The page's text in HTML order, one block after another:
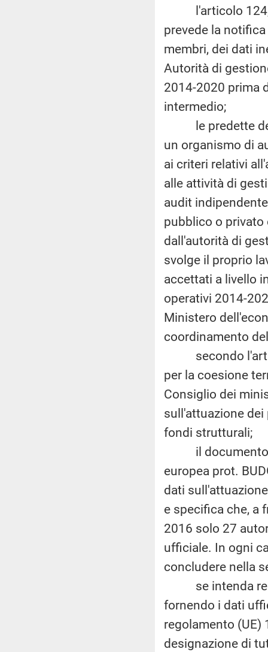
l'articolo 124,
prevede la
membri, dei dati
Autorità di
2014-2020 prima
intermedio;
le predette
un organismo di
ai criteri relativi
alle attività di
audit
pubblico o privato
dall'autorità di
svolge il proprio
accettati a livello
operativi 2014-
Ministero
coordinamento
secondo
per la coesione
Consiglio dei
sull'attuazione
fondi strutturali;
il documento
europea prot.
dati
e specifica che, a
2016 solo 27
ufficiale. In ogni
concludere nella
se intenda
fornendo i dati
regolamento (UE)
designazione di